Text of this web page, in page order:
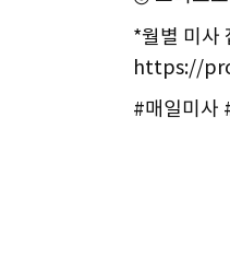
*월별 미사
https://
#매일미사